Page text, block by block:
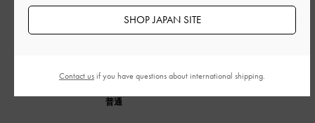
品質
普通
SHOP JAPAN SITE
Contact usif you have questions about international shipping.